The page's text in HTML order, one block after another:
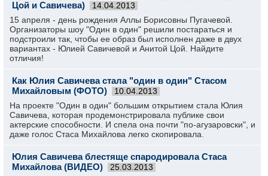
Цой и Савичева)
14.04.2013
15 апреля - день рождения Аллы Борисовны Пугачевой.
Организаторы шоу "Один в один" решили постараться и
подстроили так, чтобы ее образ был исполнен даже в двух
вариантах - Юлией Савичевой и Анитой Цой. Найдите
отличия!
Как Юлия Савичева стала "один в один" Стасом
Михайловым (ФОТО)
10.04.2013
На проекте "Один в один" большим открытием стала Юлия
Савичева, которая продемонстрировала публике свои
актерские способности. И спела она почти "по-агузаровски", и
даже голос Стаса Михайлова легко скопировала.
Юлия Савичева блестяще спародировала Стаса
Михайлова (ВИДЕО)
25.03.2013